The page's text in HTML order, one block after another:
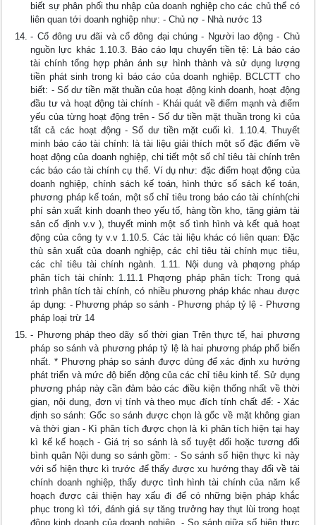
biết sự phân phối thu nhập của doanh nghiệp cho các chủ thể có
liên quan tới doanh nghiệp như: - Chủ nợ - Nhà nước 13
- Cổ đông ưu đãi và cổ đông đại chúng - Người lao động - Chủ
nguồn lực khác 1.10.3. Báo cáo lƣu chuyển tiền tệ: Là báo cáo
tài chính tổng hợp phản ánh sự hình thành và sử dụng lượng
tiền phát sinh trong kì báo cáo của doanh nghiệp. BCLCTT cho
biết: - Số dư tiền mặt thuần của hoạt động kinh doanh, hoạt động
đầu tư và hoạt động tài chính - Khái quát về điểm mạnh và điểm
yếu của từng hoạt động trên - Số dư tiền mặt thuần trong kì của
tất cả các hoạt động - Số dư tiền mặt cuối kì. 1.10.4. Thuyết
minh báo cáo tài chính: là tài liệu giải thích một số đặc điểm về
hoạt động của doanh nghiệp, chi tiết một số chỉ tiêu tài chính trên
các báo cáo tài chính cụ thể. Ví dụ như: đặc điểm hoạt động của
doanh nghiệp, chính sách kế toán, hình thức số sách kế toán,
phương pháp kế toán, một số chỉ tiêu trong báo cáo tài chính(chi
phí sản xuất kinh doanh theo yếu tố, hàng tồn kho, tăng giảm tài
sản cố định v.v ), thuyết minh một số tình hình và kết quả hoạt
động của công ty v.v 1.10.5. Các tài liệu khác có liên quan: Đặc
thù sản xuất của doanh nghiệp, các chỉ tiêu tài chính mục tiêu,
các chỉ tiêu tài chính ngành. 1.11. Nội dung và phƣơng pháp
phân tích tài chính: 1.11.1 Phƣơng pháp phân tích: Trong quá
trình phân tích tài chính, có nhiều phương pháp khác nhau được
áp dụng: - Phương pháp so sánh - Phương pháp tỷ lệ - Phương
pháp loại trừ 14
- Phương pháp theo dãy số thời gian Trên thực tế, hai phương
pháp so sánh và phương pháp tỷ lệ là hai phương pháp phổ biến
nhất. * Phương pháp so sánh được dùng để xác định xu hướng
phát triển và mức độ biến động của các chỉ tiêu kinh tế. Sử dụng
phương pháp này cần đảm bảo các điều kiện thống nhất về thời
gian, nội dung, đơn vị tính và theo mục đích tính chất để: - Xác
định so sánh: Gốc so sánh được chọn là gốc về mặt không gian
và thời gian - Kì phân tích được chọn là kì phân tích hiện tại hay
kì kế kế hoạch - Giá trị so sánh là số tuyệt đối hoặc tương đối
bình quân Nội dung so sánh gồm: - So sánh số hiện thực kì này
với số hiện thực kì trước để thấy được xu hướng thay đổi về tài
chính doanh nghiệp, thấy được tình hình tài chính của năm kế
hoạch được cải thiện hay xấu đi để có những biện pháp khắc
phục trong kì tới, đánh giá sự tăng trưởng hay thụt lùi trong hoạt
động kinh doanh của doanh nghiệp. - So sánh giữa số hiện thực